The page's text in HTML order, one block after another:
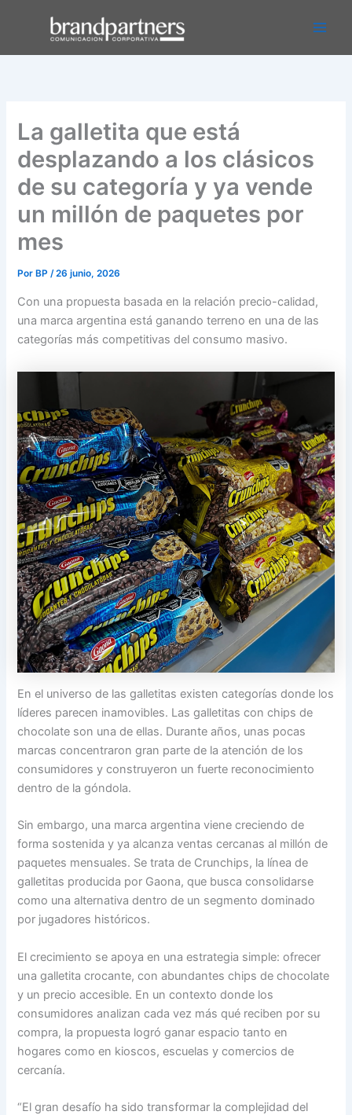
contenido
La galletita que está
desplazando a los clásicos
de su categoría y ya vende
un millón de paquetes por
mes
Por BP/26 junio, 2026
Con una propuesta basada en la relación precio-calidad,
una marca argentina está ganando terreno en una de las
categorías más competitivas del consumo masivo.
En el universo de las galletitas existen categorías donde los
líderes parecen inamovibles. Las galletitas con chips de
chocolate son una de ellas. Durante años, unas pocas
marcas concentraron gran parte de la atención de los
consumidores y construyeron un fuerte reconocimiento
dentro de la góndola.
Sin embargo, una marca argentina viene creciendo de
forma sostenida y ya alcanza ventas cercanas al millón de
paquetes mensuales. Se trata de Crunchips, la línea de
galletitas producida por Gaona, que busca consolidarse
como una alternativa dentro de un segmento dominado
por jugadores históricos.
El crecimiento se apoya en una estrategia simple: ofrecer
una galletita crocante, con abundantes chips de chocolate
y un precio accesible. En un contexto donde los
consumidores analizan cada vez más qué reciben por su
compra, la propuesta logró ganar espacio tanto en
hogares como en kioscos, escuelas y comercios de
cercanía.
“El gran desafío ha sido transformar la complejidad del